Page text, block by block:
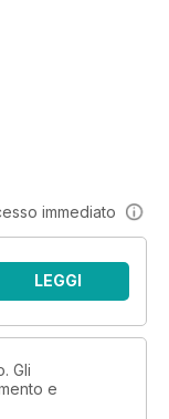
immediato
LEGGI
Gli
e